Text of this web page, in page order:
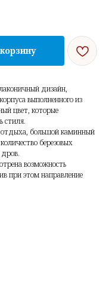
дизайн,
выполненного из
цвет, которые
стиля.
отдыха, большой каминный
березовых
возможность
при этом направление